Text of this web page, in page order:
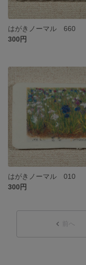
はがきノーマル 660
300円
はがきノーマル 010
300円
前へ